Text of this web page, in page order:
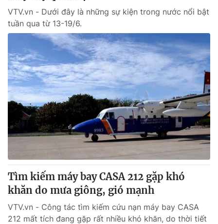
VTV.vn - Dưới đây là những sự kiện trong nước nổi bật
tuần qua từ 13-19/6.
Tìm kiếm máy bay CASA 212 gặp khó
khăn do mưa giông, gió mạnh
VTV.vn - Công tác tìm kiếm cứu nạn máy bay CASA
212 mất tích đang gặp rất nhiều khó khăn, do thời tiết